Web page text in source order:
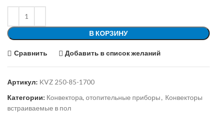
В КОРЗИНУ
Сравнить Добавить в список желаний
Артикул: KVZ 250-85-1700
Категории: Конвектора, отопительные приборы, Конвекторы
встраиваемые в пол